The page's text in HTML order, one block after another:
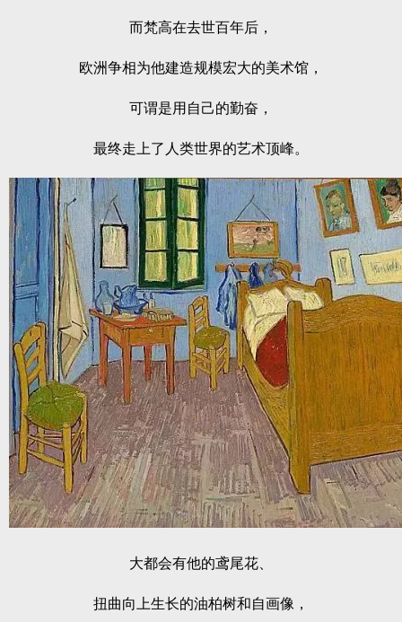
而梵高在去世百年后，
欧洲争相为他建造规模宏大的美术馆，
可谓是用自己的勤奋，
最终走上了人类世界的艺术顶峰。
大都会有他的鸢尾花、
扭曲向上生长的油柏树和自画像，